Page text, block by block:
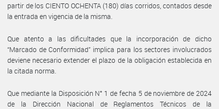
partir de los CIENTO OCHENTA (180) días corridos, contados desde
la entrada en vigencia de la misma.
Que atento a las dificultades que la incorporación de dicho
“Marcado de Conformidad” implica para los sectores involucrados
deviene necesario extender el plazo de la obligación establecida en
la citada norma.
Que mediante la Disposición N° 1 de fecha 5 de noviembre de 2024
de la Dirección Nacional de Reglamentos Técnicos de la